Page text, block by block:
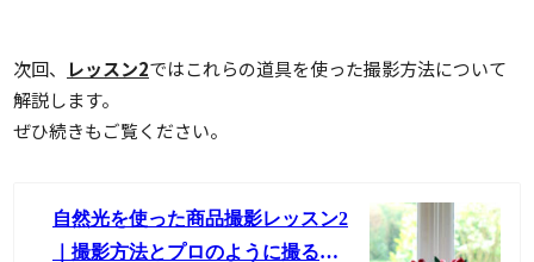
次回、 レッスン2ではこれらの道具を使った撮影方法について
解説します。
ぜひ続きもご覧ください。